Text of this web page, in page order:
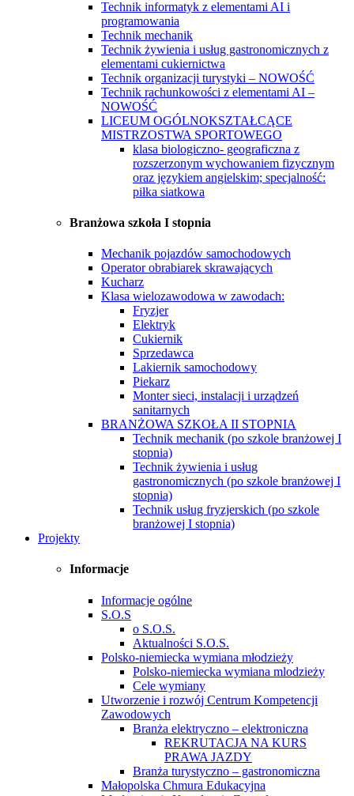
Technik informatyk z elementami AI i
programowania
Technik mechanik
Technik żywienia i usług gastronomicznych z
elementami cukiernictwa
Technik organizacji turystyki – NOWOŚĆ
Technik rachunkowości z elementami AI –
NOWOŚĆ
LICEUM OGÓLNOKSZTAŁCĄCE
MISTRZOSTWA SPORTOWEGO
klasa biologiczno- geograficzna z
rozszerzonym wychowaniem fizycznym
oraz językiem angielskim; specjalność:
piłka siatkowa
Branżowa szkoła I stopnia
Mechanik pojazdów samochodowych
Operator obrabiarek skrawających
Kucharz
Klasa wielozawodowa w zawodach:
Fryzjer
Elektryk
Cukiernik
Sprzedawca
Lakiernik samochodowy
Piekarz
Monter sieci, instalacji i urządzeń
sanitarnych
BRANŻOWA SZKOŁA II STOPNIA
Technik mechanik (po szkole branżowej I
stopnia)
Technik żywienia i usług
gastronomicznych (po szkole branżowej I
stopnia)
Technik usług fryzjerskich (po szkole
branżowej I stopnia)
Projekty
Informacje
Informacje ogólne
S.O.S
o S.O.S.
Aktualności S.O.S.
Polsko-niemiecka wymiana młodzieży
Polsko-niemiecka wymiana mlodzieży
Cele wymiany
Utworzenie i rozwój Centrum Kompetencji
Zawodowych
Branża elektryczno – elektroniczna
REKRUTACJA NA KURS
PRAWA JAZDY
Branża turystyczno – gastronomiczna
Małopolska Chmura Edukacyjna